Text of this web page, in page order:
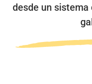
desde un sistema